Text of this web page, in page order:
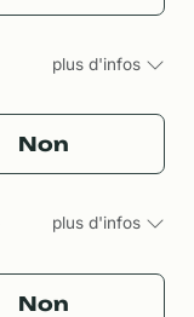
plus d'infos
Non
plus d'infos
Non